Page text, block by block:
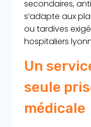
secondaires,
s’adapte aux
ou tardives
hospitaliers
Un
seule
médicale